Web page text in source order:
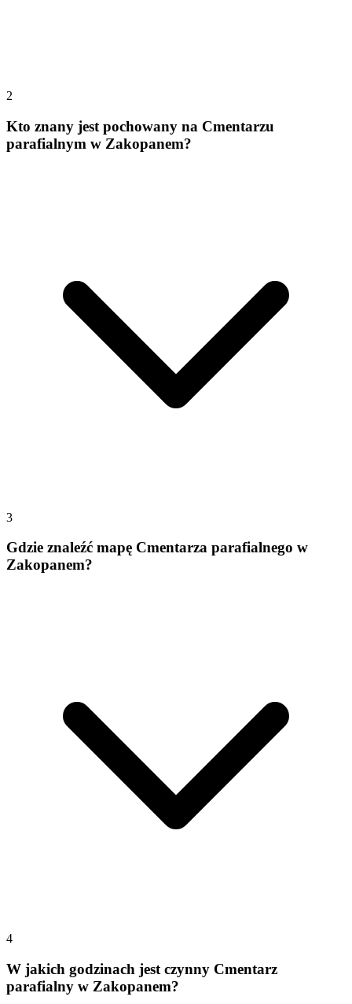
2
Kto znany jest pochowany na Cmentarzu
parafialnym w Zakopanem?
3
Gdzie znaleźć mapę Cmentarza parafialnego w
Zakopanem?
4
W jakich godzinach jest czynny Cmentarz
parafialny w Zakopanem?